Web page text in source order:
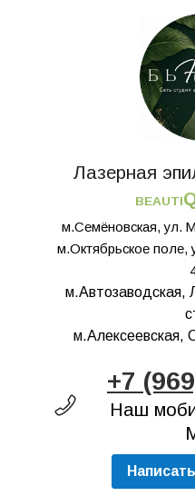
Лазерная
BEAUTI
м.Семёновская, ул.
м.Октябрьское поле,
м.Автозаводская,
м.Алексеевская,
+7
Наш